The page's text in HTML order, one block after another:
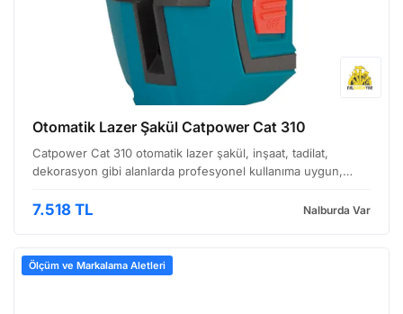
Otomatik Lazer Şakül Catpower Cat 310
Catpower Cat 310 otomatik lazer şakül, inşaat, tadilat,
dekorasyon gibi alanlarda profesyonel kullanıma uygun,
sıva, tavan kaplama gibi işlerde dikey ve yat…
7.518 TL Nalburda Var
Ölçüm ve Markalama Aletleri